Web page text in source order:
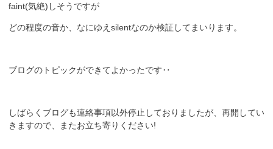
faint(気絶)しそうですが
どの程度の音か、なにゆえsilentなのか検証してまいります。
ブログのトピックができてよかったです‥
しばらくブログも連絡事項以外停止しておりましたが、再開してい
きますので、またお立ち寄りください!